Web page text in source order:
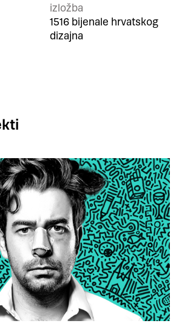
izložba
1516 bijenale hrvatskog
dizajna